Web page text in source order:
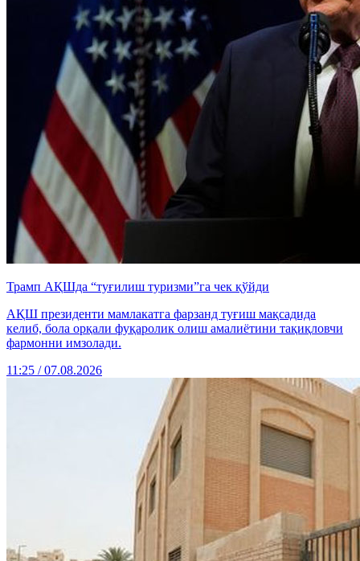
Трамп АҚШда “туғилиш туризми”га чек қўйди
АҚШ президенти мамлакатга фарзанд туғиш мақсадида
келиб, бола орқали фуқаролик олиш амалиётини тақиқловчи
фармонни имзолади.
11:25 / 07.08.2026